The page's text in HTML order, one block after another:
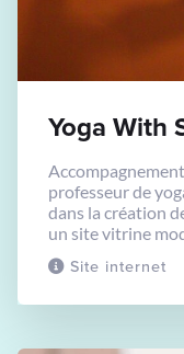
Site internet
Yoga With
professeur de
dans la création
un site vitrine